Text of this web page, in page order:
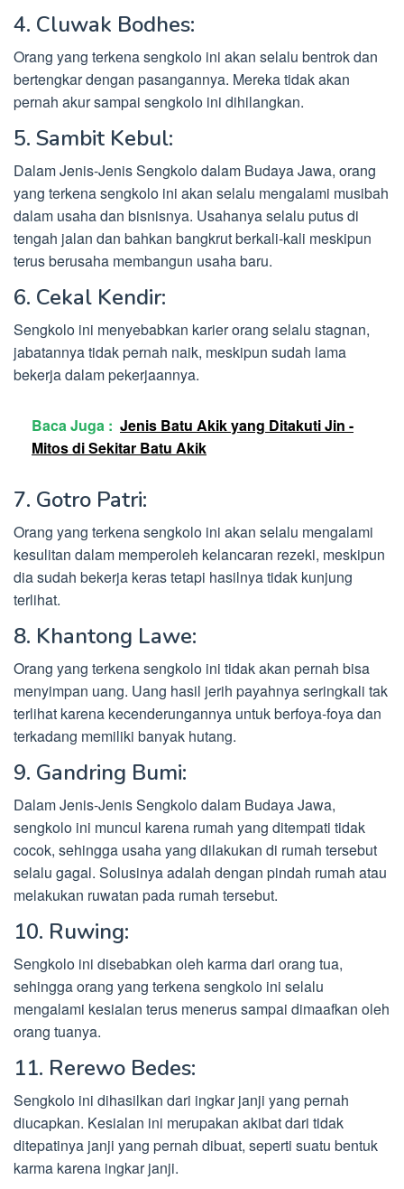
4. Cluwak Bodhes:
Orang yang terkena sengkolo ini akan selalu bentrok dan
bertengkar dengan pasangannya. Mereka tidak akan
pernah akur sampai sengkolo ini dihilangkan.
5. Sambit Kebul:
Dalam Jenis-Jenis Sengkolo dalam Budaya Jawa, orang
yang terkena sengkolo ini akan selalu mengalami musibah
dalam usaha dan bisnisnya. Usahanya selalu putus di
tengah jalan dan bahkan bangkrut berkali-kali meskipun
terus berusaha membangun usaha baru.
6. Cekal Kendir:
Sengkolo ini menyebabkan karier orang selalu stagnan,
jabatannya tidak pernah naik, meskipun sudah lama
bekerja dalam pekerjaannya.
Baca Juga : Jenis Batu Akik yang Ditakuti Jin -
Mitos di Sekitar Batu Akik
7. Gotro Patri:
Orang yang terkena sengkolo ini akan selalu mengalami
kesulitan dalam memperoleh kelancaran rezeki, meskipun
dia sudah bekerja keras tetapi hasilnya tidak kunjung
terlihat.
8. Khantong Lawe:
Orang yang terkena sengkolo ini tidak akan pernah bisa
menyimpan uang. Uang hasil jerih payahnya seringkali tak
terlihat karena kecenderungannya untuk berfoya-foya dan
terkadang memiliki banyak hutang.
9. Gandring Bumi:
Dalam Jenis-Jenis Sengkolo dalam Budaya Jawa,
sengkolo ini muncul karena rumah yang ditempati tidak
cocok, sehingga usaha yang dilakukan di rumah tersebut
selalu gagal. Solusinya adalah dengan pindah rumah atau
melakukan ruwatan pada rumah tersebut.
10. Ruwing:
Sengkolo ini disebabkan oleh karma dari orang tua,
sehingga orang yang terkena sengkolo ini selalu
mengalami kesialan terus menerus sampai dimaafkan oleh
orang tuanya.
11. Rerewo Bedes:
Sengkolo ini dihasilkan dari ingkar janji yang pernah
diucapkan. Kesialan ini merupakan akibat dari tidak
ditepatinya janji yang pernah dibuat, seperti suatu bentuk
karma karena ingkar janji.